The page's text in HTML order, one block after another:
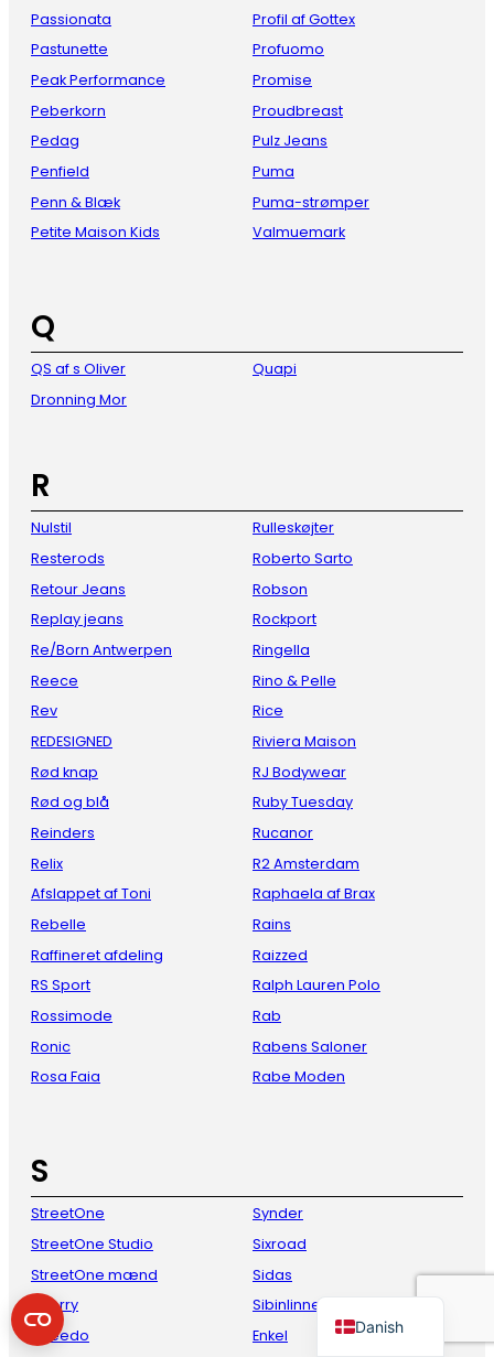
Passionata
Pastunette
Peak Performance
Peberkorn
Pedag
Penfield
Penn & Blæk
Petite Maison Kids
Profil af Gottex
Profuomo
Promise
Proudbreast
Pulz Jeans
Puma
Puma-strømper
Valmuemark
Q
QS af s Oliver
Dronning Mor
Quapi
R
Nulstil
Resterods
Retour Jeans
Replay jeans
Re/Born Antwerpen
Reece
Rev
REDESIGNED
Rød knap
Rød og blå
Reinders
Relix
Afslappet af Toni
Rebelle
Raffineret afdeling
RS Sport
Rossimode
Ronic
Rosa Faia
Rulleskøjter
Roberto Sarto
Robson
Rockport
Ringella
Rino & Pelle
Rice
Riviera Maison
RJ Bodywear
Ruby Tuesday
Rucanor
R2 Amsterdam
Raphaela af Brax
Rains
Raizzed
Ralph Lauren Polo
Rab
Rabens Saloner
Rabe Moden
S
StreetOne
StreetOne Studio
StreetOne mænd
Sperry
Speedo
Synder
Sixroad
Sidas
Sibinlinnebjerg
Enkel
Danish